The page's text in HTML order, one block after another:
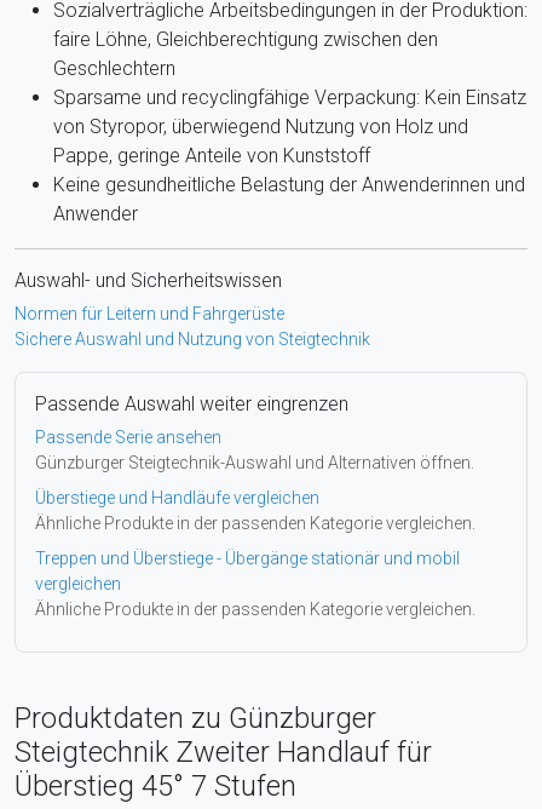
Sozialverträgliche Arbeitsbedingungen in der Produktion:
faire Löhne, Gleichberechtigung zwischen den
Geschlechtern
Sparsame und recyclingfähige Verpackung: Kein Einsatz
von Styropor, überwiegend Nutzung von Holz und
Pappe, geringe Anteile von Kunststoff
Keine gesundheitliche Belastung der Anwenderinnen und
Anwender
Auswahl- und Sicherheitswissen
Normen für Leitern und Fahrgerüste
Sichere Auswahl und Nutzung von Steigtechnik
Passende Auswahl weiter eingrenzen
Passende Serie ansehen
Günzburger Steigtechnik-Auswahl und Alternativen öffnen.
Überstiege und Handläufe vergleichen
Ähnliche Produkte in der passenden Kategorie vergleichen.
Treppen und Überstiege - Übergänge stationär und mobil
vergleichen
Ähnliche Produkte in der passenden Kategorie vergleichen.
Produktdaten zu Günzburger
Steigtechnik Zweiter Handlauf für
Überstieg 45° 7 Stufen